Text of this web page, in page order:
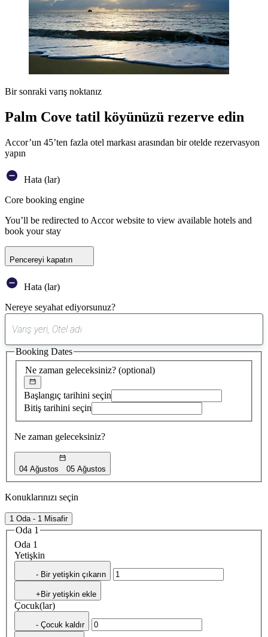
Bir sonraki varış noktanız
Palm Cove tatil köyünüzü rezerve edin
Accor’un 45’ten fazla otel markası arasından bir otelde rezervasyon
yapın
Hata (lar)
Core booking engine
You’ll be redirected to Accor website to view available hotels and
book your stay
Pencereyi kapatın
Hata (lar)
Nereye seyahat ediyorsunuz?
öneri
bulundu
Ne zaman geleceksiniz? (optional)
Başlangıç tarihini seçin
Bitiş tarihini seçin
Ne zaman geleceksiniz?
04 Ağustos 05 Ağustos
Booking Dates
Konuklarınızı seçin
1 Oda - 1 Misafir
Oda 1
Oda 1
Yetişkin
- Bir yetişkin çıkarın
+Bir yetişkin ekle
Çocuk(lar)
- Çocuk kaldır